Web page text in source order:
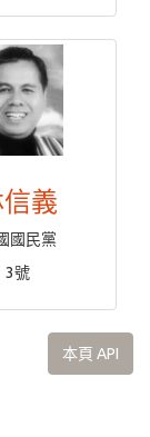
義
國民黨
3號
本頁 API